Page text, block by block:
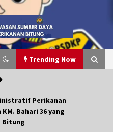
Trending Now
Menebar Kebaikan di 10
H
Perikanan
Bahari 36 yang
Bitung